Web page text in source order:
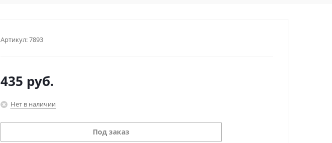
Артикул:7893
435 руб.
Нет в наличии
Под заказ